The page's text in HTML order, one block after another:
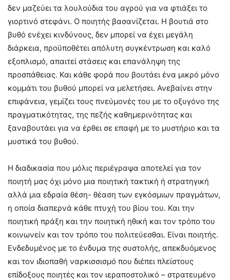
δεν μαζεύει τα λουλούδια του αγρού για να φτιάξει το
γιορτινό στεφάνι. Ο ποιητής βασανίζεται. Η βουτιά στο
βυθό ενέχει κινδύνους, δεν μπορεί να έχει μεγάλη
διάρκεια, προϋποθέτει απόλυτη συγκέντρωση και καλό
εξοπλισμό, απαιτεί στάσεις και επανάληψη της
προσπάθειας. Και κάθε φορά που βουτάει ένα μικρό μόνο
κομμάτι του βυθού μπορεί να μελετήσει. Ανεβαίνει στην
επιφάνεια, γεμίζει τους πνεύμονές του με το οξυγόνο της
πραγματικότητας, της πεζής καθημερινότητας και
ξαναβουτάει για να έρθει σε επαφή με το μυστήριο και τα
μυστικά του βυθού.
Η διαδικασία που μόλις περιέγραψα αποτελεί για τον
ποιητή μας όχι μόνο μια ποιητική τακτική ή στρατηγική
αλλά μια εδραία θέση- θέαση των εγκόσμιων πραγμάτων,
η οποία διαπερνά κάθε πτυχή του βίου του. Και την
ποιητική πράξη και την ποιητική ηθική και τον τρόπο του
κοινωνείν και τον τρόπο του πολιτεύεσθαι. Είναι ποιητής.
Ενδεδυμένος με το ένδυμα της συστολής, απεκδυόμενος
και τον ιδιοπαθή ναρκισσισμό που διέπει πλείστους
επίδοξους ποιητές και τον ιεραποστολικό – στρατευμένο